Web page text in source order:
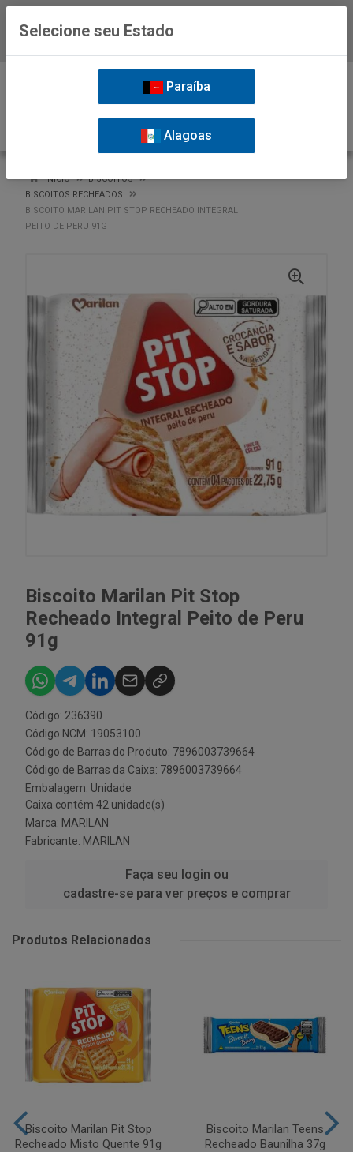
INÍCIO
BISCOITOS
BISCOITOS RECHEADOS
BISCOITO MARILAN PIT STOP RECHEADO INTEGRAL
PEITO DE PERU 91G
Biscoito Marilan Pit Stop
Recheado Integral Peito de Peru
91g
Código: 236390
Código NCM: 19053100
Código de Barras do Produto: 7896003739664
Código de Barras da Caixa: 7896003739664
Embalagem: Unidade
Caixa contém 42 unidade(s)
Marca: MARILAN
Fabricante: MARILAN
Faça seu login ou
cadastre-se para ver preços e comprar
Produtos Relacionados
Biscoito Marilan Pit Stop
Recheado Misto Quente 91g
Biscoito Marilan Teens
Recheado Baunilha 37g
Selecione seu Estado
Paraíba
Alagoas